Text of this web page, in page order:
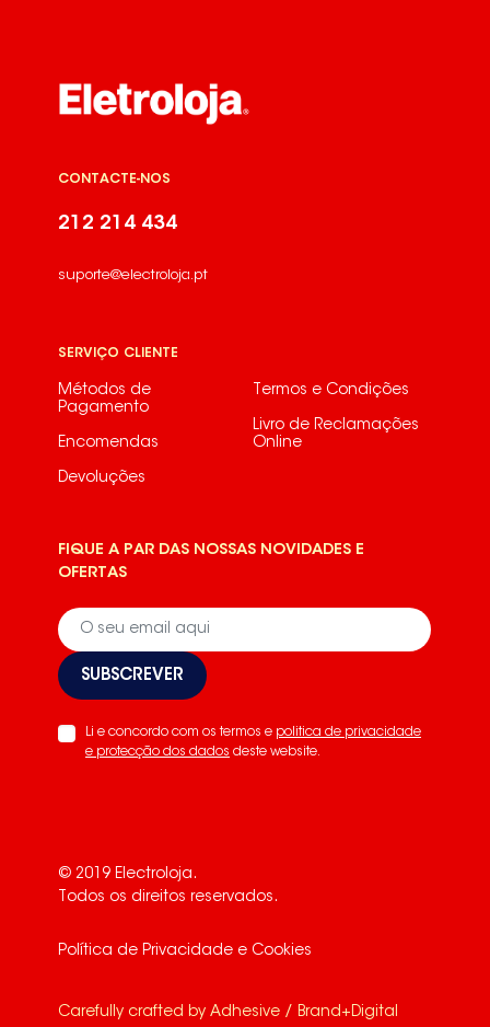
CONTACTE-NOS
212 214 434
suporte@electroloja.pt
SERVIÇO CLIENTE
Métodos de
Pagamento
Encomendas
Devoluções
Termos e Condições
Livro de Reclamações
Online
FIQUE A PAR DAS NOSSAS NOVIDADES E
OFERTAS
SUBSCREVER
Li e concordo com os termos e politica de privacidade
e protecção dos dados deste website.
© 2019 Electroloja.
Todos os direitos reservados.
Política de Privacidade e Cookies
Carefully crafted byAdhesive / Brand+Digital